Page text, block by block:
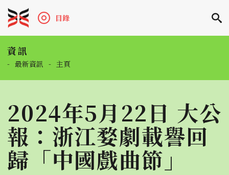
目錄
資訊
- 最新資訊 - 主頁
2024年5月22日 大公
報：浙江婺劇載譽回
歸「中國戲曲節」